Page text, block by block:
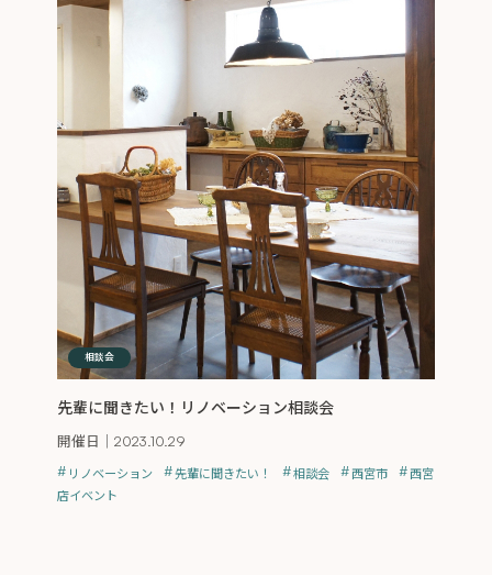
相談会
先輩に聞きたい！リノベーション相談会
開催日｜2023.10.29
リノベーション 先輩に聞きたい！ 相談会 西宮市
西宮
店イベント